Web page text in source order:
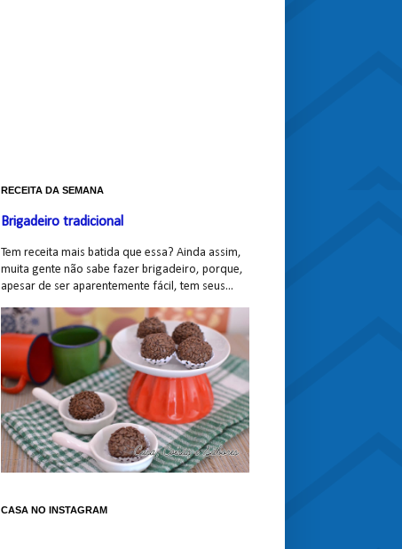
RECEITA DA SEMANA
Brigadeiro tradicional
Tem receita mais batida que essa? Ainda assim,
muita gente não sabe fazer brigadeiro, porque,
apesar de ser aparentemente fácil, tem seus...
CASA NO INSTAGRAM